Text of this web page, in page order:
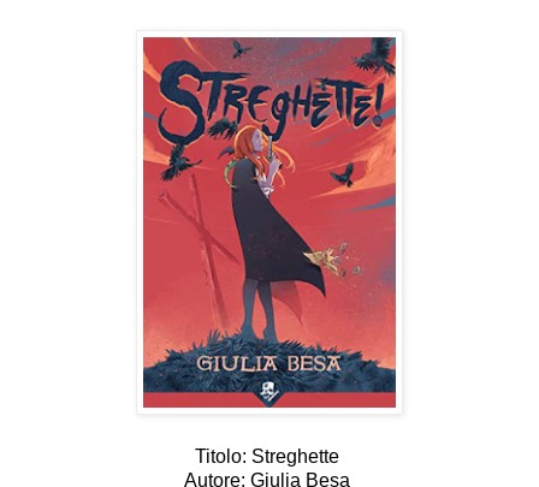
Titolo: Streghette
Autore: Giulia Besa